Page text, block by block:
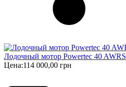
Лодочный мотор Powertec 40 AWRS
Цена:114 000,00 грн